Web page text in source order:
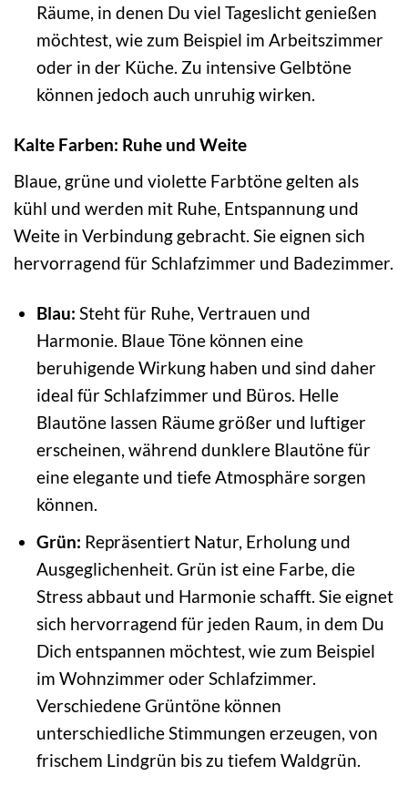
Räume, in denen Du viel Tageslicht genießen
möchtest, wie zum Beispiel im Arbeitszimmer
oder in der Küche. Zu intensive Gelbtöne
können jedoch auch unruhig wirken.
Kalte Farben: Ruhe und Weite
Blaue, grüne und violette Farbtöne gelten als
kühl und werden mit Ruhe, Entspannung und
Weite in Verbindung gebracht. Sie eignen sich
hervorragend für Schlafzimmer und Badezimmer.
Blau: Steht für Ruhe, Vertrauen und
Harmonie. Blaue Töne können eine
beruhigende Wirkung haben und sind daher
ideal für Schlafzimmer und Büros. Helle
Blautöne lassen Räume größer und luftiger
erscheinen, während dunklere Blautöne für
eine elegante und tiefe Atmosphäre sorgen
können.
Grün: Repräsentiert Natur, Erholung und
Ausgeglichenheit. Grün ist eine Farbe, die
Stress abbaut und Harmonie schafft. Sie eignet
sich hervorragend für jeden Raum, in dem Du
Dich entspannen möchtest, wie zum Beispiel
im Wohnzimmer oder Schlafzimmer.
Verschiedene Grüntöne können
unterschiedliche Stimmungen erzeugen, von
frischem Lindgrün bis zu tiefem Waldgrün.